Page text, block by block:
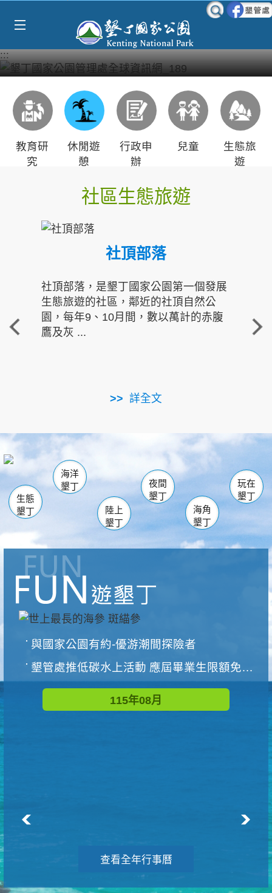
:::
教育研
究
休閒遊
憩
行政申
辦
兒童
生態旅
遊
社區生態旅遊
社頂部落
社頂部落，是墾丁國家公園第一個發展
生態旅遊的社區，鄰近的社頂自然公
園，每年9、10月間，數以萬計的赤腹
鷹及灰 ...
詳全文
重
走進
南仁湖
海生館
恆春 佳樂水
龍鑾潭自然中心 森林遊樂區
瓊麻館
關山 墾管處遊客中心
社頂公園 風吹沙
船帆石
白砂 龍磐公園
香蕉灣
砂島
鵝鑾鼻
生態
墾丁
海洋
墾丁
陸上
墾丁
夜間
墾丁
海角
墾丁
玩在
墾丁
與國家公園有約-優游潮間探險者
墾管處推低碳水上活動 應屆畢業生限額免費參加
115年08月
查看全年行事曆